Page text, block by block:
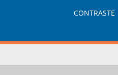
CONTRASTE